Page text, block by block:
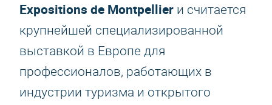
Expositions de Montpellier и считается
крупнейшей специализированной
выставкой в Европе для
профессионалов, работающих в
индустрии туризма и открытого